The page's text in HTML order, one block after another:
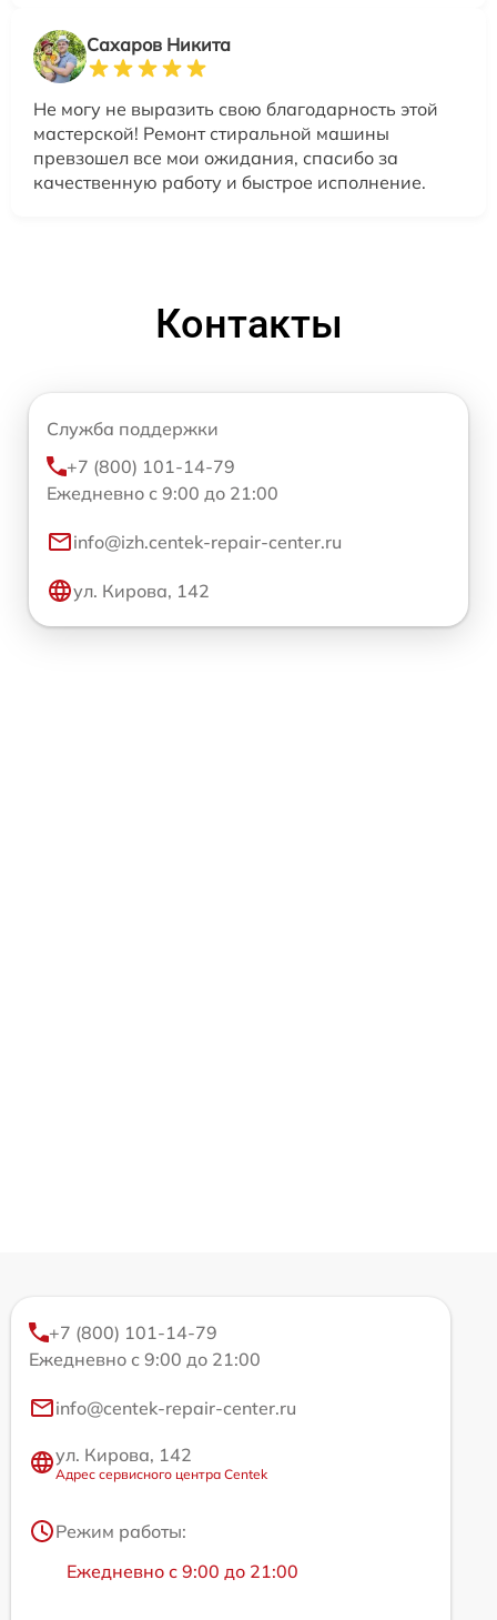
Сахаров Никита
Не могу не выразить свою благодарность этой
мастерской! Ремонт стиральной машины
превзошел все мои ожидания, спасибо за
качественную работу и быстрое исполнение.
Контакты
Служба поддержки
+7 (800) 101-14-79
Ежедневно с 9:00 до 21:00
info@izh.centek-repair-center.ru
ул. Кирова, 142
+7 (800) 101-14-79
Ежедневно с 9:00 до 21:00
info@centek-repair-center.ru
ул. Кирова, 142
Адрес сервисного центра Centek
Режим работы:
Ежедневно с 9:00 до 21:00